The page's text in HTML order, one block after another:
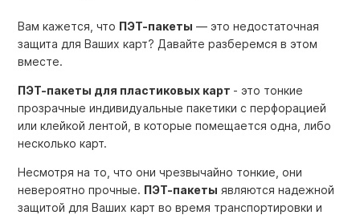
Вам кажется, что ПЭТ-пакеты — это недостаточная
защита для Ваших карт? Давайте разберемся в этом
вместе.
ПЭТ-пакеты для пластиковых карт - это тонкие
прозрачные индивидуальные пакетики с перфорацией
или клейкой лентой, в которые помещается одна, либо
несколько карт.
Несмотря на то, что они чрезвычайно тонкие, они
невероятно прочные. ПЭТ-пакеты являются надежной
защитой для Ваших карт во время транспортировки и